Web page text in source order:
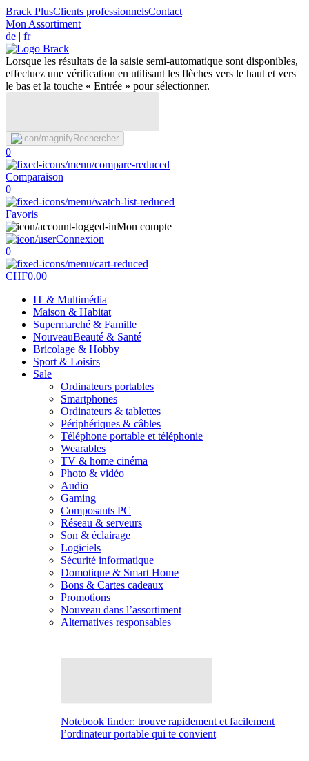
Brack PlusClients professionnelsContact
Mon Assortiment
de | fr
Lorsque les résultats de la saisie semi-automatique sont disponibles,
effectuez une vérification en utilisant les flèches vers le haut et vers
le bas et la touche « Entrée » pour sélectionner.
Rechercher
0
Comparaison
0
Favoris
Mon compte
Connexion
0
CHF0.00
IT & Multimédia
Maison & Habitat
Supermarché & Famille
NouveauBeauté & Santé
Bricolage & Hobby
Sport & Loisirs
Sale
Ordinateurs portables
Smartphones
Ordinateurs & tablettes
Périphériques & câbles
Téléphone portable et téléphonie
Wearables
TV & home cinéma
Photo & vidéo
Audio
Gaming
Composants PC
Réseau & serveurs
Son & éclairage
Logiciels
Sécurité informatique
Domotique & Smart Home
Bons & Cartes cadeaux
Promotions
Nouveau dans l’assortiment
Alternatives responsables
Notebook finder: trouve rapidement et facilement
l’ordinateur portable qui te convient